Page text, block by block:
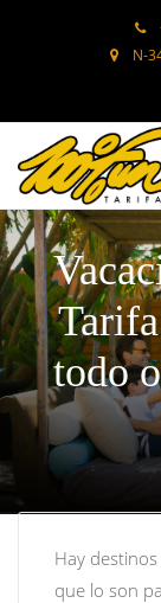
N-
todo
Hay
que lo son